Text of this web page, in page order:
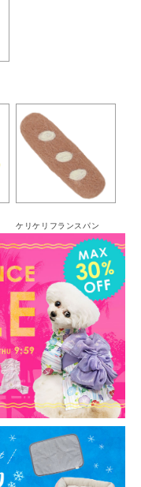
ケリケリフランスパン